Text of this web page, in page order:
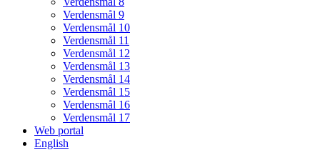
Verdensmål 9
Verdensmål 10
Verdensmål 11
Verdensmål 12
Verdensmål 13
Verdensmål 14
Verdensmål 15
Verdensmål 16
Verdensmål 17
Web portal
English